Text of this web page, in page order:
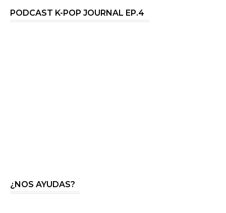
PODCAST K-POP JOURNAL EP.4
¿NOS AYUDAS?